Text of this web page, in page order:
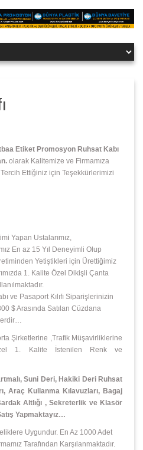
Etiket Promosyon Ruhsat Kabı
olarak Kalitemize ve Firmamıza
Ettiğiniz için Teşekkürlerimizi
Yapan Ustalarımız,
En az 15 Yıl Deneyimli Olup
Yetiştikleri için Ürettiğimiz
1. Kalite Özel Dikişli Çanta
ve Pasaport Kılıfı Siparişlerinizin
$ Arasında Satılan Cüzdana
Şirketlerine ,Trafik Müşavirliklerine
1. Kalite İstenilen Renk ve
Suni Deri, Hakiki Deri Ruhsat
Araç Kullanma Kılavuzları, Bagaj
Altlığı , Sekreterlik ve Klasör
Yapmaktayız…
Uygundur. En Az 1000 Adet
Tarafından Karşılanmaktadır.